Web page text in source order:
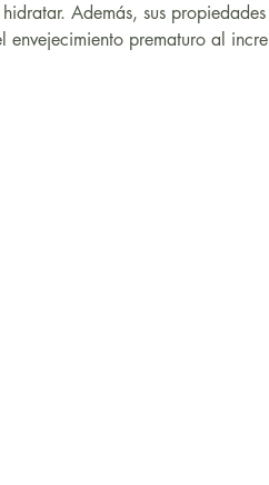
Además, sus
envejecimiento prematuro al